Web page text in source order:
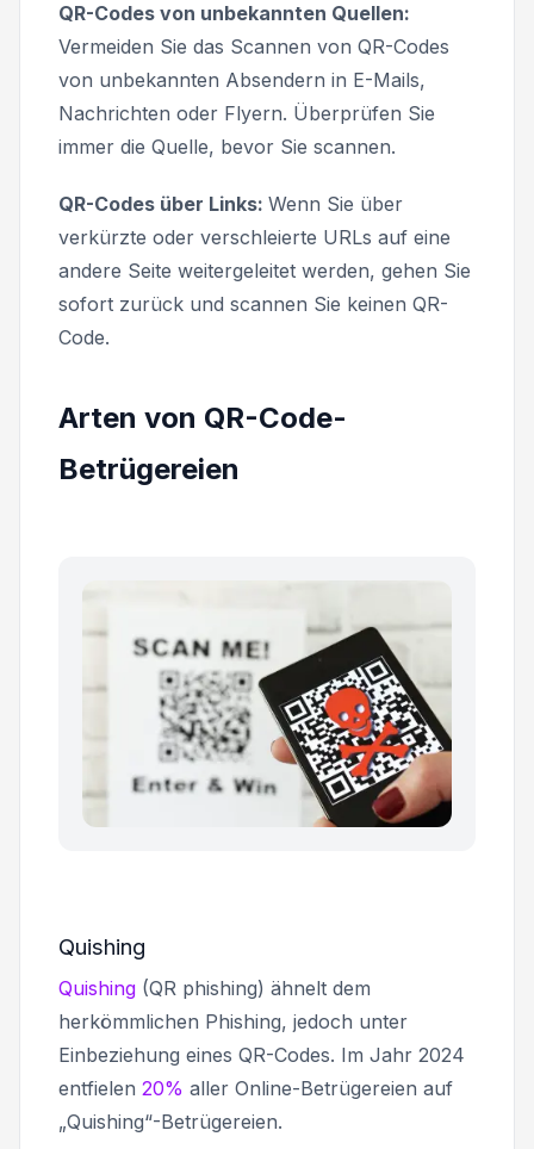
QR-Codes von unbekannten Quellen:
Vermeiden Sie das Scannen von QR-Codes
von unbekannten Absendern in E-Mails,
Nachrichten oder Flyern. Überprüfen Sie
immer die Quelle, bevor Sie scannen.
QR-Codes über Links: Wenn Sie über
verkürzte oder verschleierte URLs auf eine
andere Seite weitergeleitet werden, gehen Sie
sofort zurück und scannen Sie keinen QR-
Code.
Arten von QR-Code-
Betrügereien
Quishing
Quishing (QR phishing) ähnelt dem
herkömmlichen Phishing, jedoch unter
Einbeziehung eines QR-Codes. Im Jahr 2024
entfielen 20% aller Online-Betrügereien auf
„Quishing“-Betrügereien.